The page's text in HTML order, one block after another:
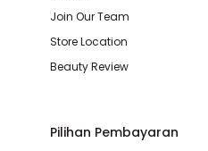
Join Our Team
Store Location
Beauty Review
Pilihan Pembayaran